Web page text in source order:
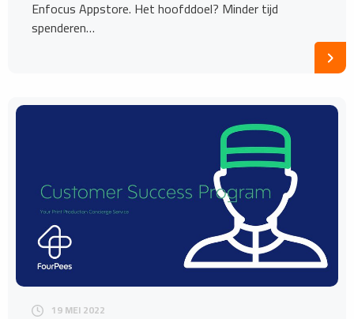
Enfocus Appstore. Het hoofddoel? Minder tijd
spenderen…
19 MEI 2022